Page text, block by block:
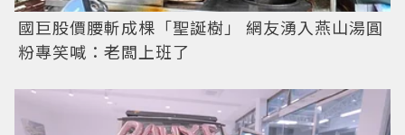
國巨股價腰斬成棵「聖誕樹」 網友湧入燕山湯圓
粉專笑喊：老闆上班了